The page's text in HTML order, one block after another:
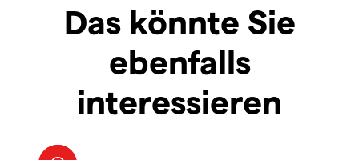
Das könnte Sie
ebenfalls
interessieren